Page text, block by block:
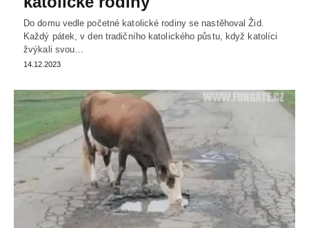
Do domu vedle početné katolické rodiny se nastěhoval Žid.
Každý pátek, v den tradičního katolického půstu, když katolíci
žvýkali svou…
14.12.2023